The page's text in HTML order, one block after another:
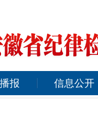
报 信息公开